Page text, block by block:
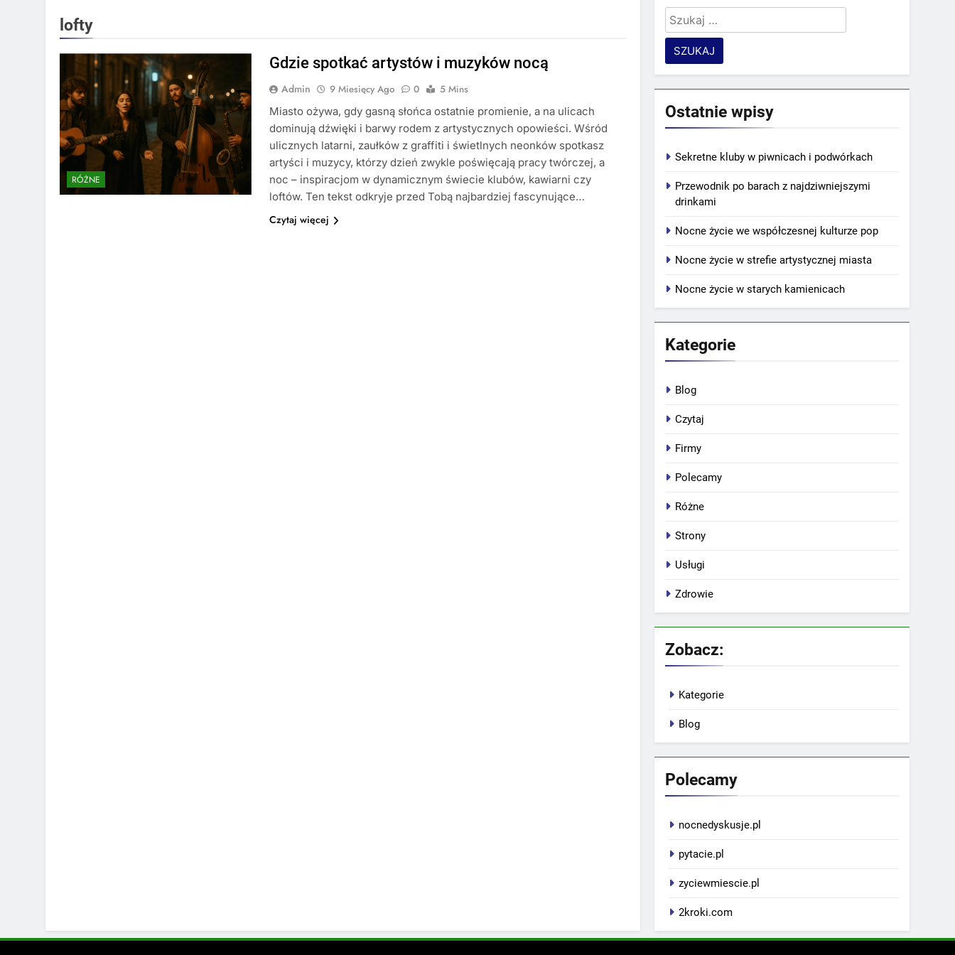
lofty
RÓŻNE
Gdzie spotkać artystów i muzyków nocą
Admin 9 Miesięcy Ago 0
5 Mins
Miasto ożywa, gdy gasną słońca ostatnie promienie, a na ulicach
dominują dźwięki i barwy rodem z artystycznych opowieści. Wśród
ulicznych latarni, zaułków z graffiti i świetlnych neonków spotkasz
artyści i muzycy, którzy dzień zwykle poświęcają pracy twórczej, a
noc – inspiracjom w dynamicznym świecie klubów, kawiarni czy
loftów. Ten tekst odkryje przed Tobą najbardziej fascynujące…
Czytaj więcej
Szukaj:
Ostatnie wpisy
Sekretne kluby w piwnicach i podwórkach
Przewodnik po barach z najdziwniejszymi
drinkami
Nocne życie we współczesnej kulturze pop
Nocne życie w strefie artystycznej miasta
Nocne życie w starych kamienicach
Kategorie
Blog
Czytaj
Firmy
Polecamy
Różne
Strony
Usługi
Zdrowie
Zobacz:
Kategorie
Blog
Polecamy
nocnedyskusje.pl
pytacie.pl
zyciewmiescie.pl
2kroki.com